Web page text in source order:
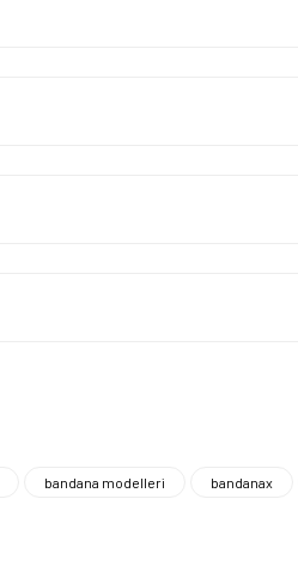
bandana modelleri bandanax